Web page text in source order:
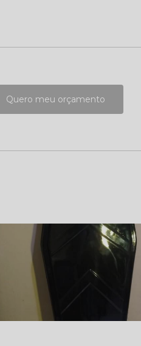
Quero meu orçamento